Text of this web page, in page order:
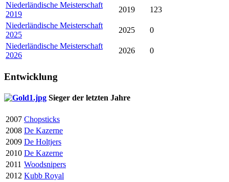
Niederländische Meisterschaft
2019
2019
123
Niederländische Meisterschaft
2025
2025
0
Niederländische Meisterschaft
2026
2026 0
Entwicklung
Sieger der letzten Jahre
2007 Chopsticks
2008 De Kazerne
2009 De Holtjers
2010 De Kazerne
2011 Woodsnipers
2012 Kubb Royal